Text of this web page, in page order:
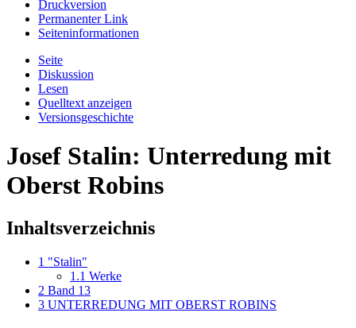
Druckversion
Permanenter Link
Seiten­­informationen
Seite
Diskussion
Lesen
Quelltext anzeigen
Versionsgeschichte
Josef Stalin: Unterredung mit
Oberst Robins
Inhaltsverzeichnis
1 "Stalin"
1.1 Werke
2 Band 13
3 UNTERREDUNG MIT OBERST ROBINS